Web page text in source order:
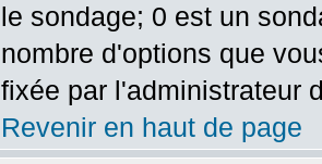
le sondage; 0 est un
nombre d'options que
fixée par l'administrateur
Revenir en haut de page